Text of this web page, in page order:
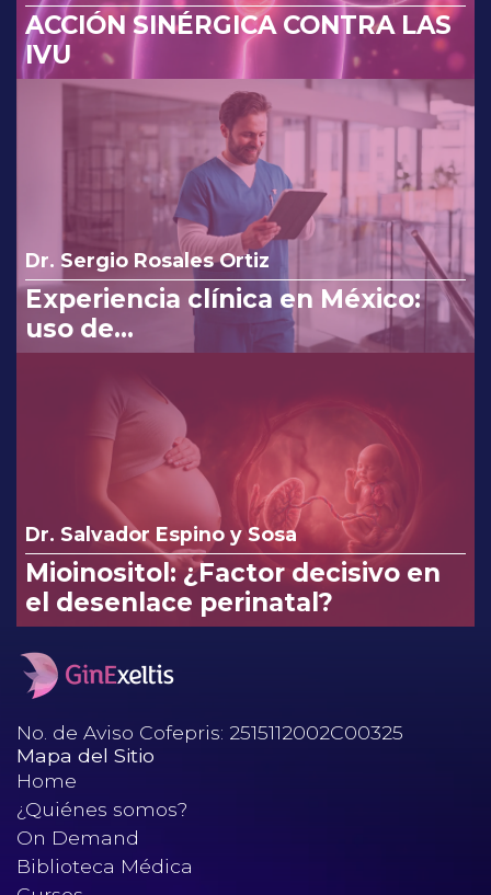
ACCIÓN SINÉRGICA CONTRA LAS
IVU
Dr. Sergio Rosales Ortiz
Experiencia clínica en México:
uso de
clindamicina/ketoconazol/lidocaí
na en el tratamiento de
infecciones vaginales.
Dr. Salvador Espino y Sosa
Mioinositol: ¿Factor decisivo en
el desenlace perinatal?
No. de Aviso Cofepris: 2515112002C00325
Mapa del Sitio
Home
¿Quiénes somos?
On Demand
Biblioteca Médica